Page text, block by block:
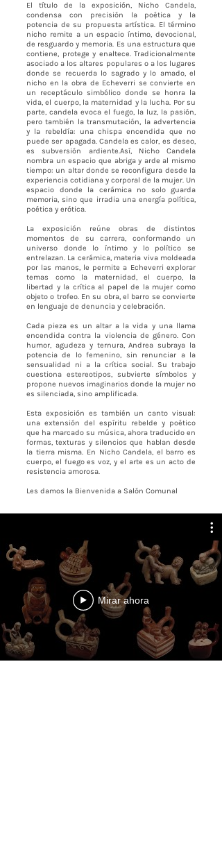
El título de la exposición, Nicho Candela,
condensa con precisión la poética y la
potencia de su propuesta artística. El término
nicho remite a un espacio íntimo, devocional,
de resguardo y memoria. Es una estructura que
contiene, protege y enaltece. Tradicionalmente
asociado a los altares populares o a los lugares
donde se recuerda lo sagrado y lo amado, el
nicho en la obra de Echeverri se convierte en
un receptáculo simbólico donde se honra la
vida, el cuerpo, la maternidad y la lucha. Por su
parte, candela evoca el fuego, la luz, la pasión,
pero también la transmutación, la advertencia
y la rebeldía: una chispa encendida que no
puede ser apagada. Candela es calor, es deseo,
es subversión ardiente.Así, Nicho Candela
nombra un espacio que abriga y arde al mismo
tiempo: un altar donde se reconfigura desde la
experiencia cotidiana y corporal de la mujer. Un
espacio donde la cerámica no solo guarda
memoria, sino que irradia una energía política,
poética y erótica.
La exposición reúne obras de distintos
momentos de su carrera, conformando un
universo donde lo íntimo y lo político se
entrelazan. La cerámica, materia viva moldeada
por las manos, le permite a Echeverri explorar
temas como la maternidad, el cuerpo, la
libertad y la crítica al papel de la mujer como
objeto o trofeo. En su obra, el barro se convierte
en lenguaje de denuncia y celebración.
Cada pieza es un altar a la vida y una llama
encendida contra la violencia de género. Con
humor, agudeza y ternura, Andrea subraya la
potencia de lo femenino, sin renunciar a la
sensualidad ni a la crítica social. Su trabajo
cuestiona estereotipos, subvierte símbolos y
propone nuevos imaginarios donde la mujer no
es silenciada, sino amplificada.
Esta exposición es también un canto visual:
una extensión del espíritu rebelde y poético
que ha marcado su música, ahora traducido en
formas, texturas y silencios que hablan desde
la tierra misma. En Nicho Candela, el barro es
cuerpo, el fuego es voz, y el arte es un acto de
resistencia amorosa.
Les damos la Bienvenida a Salón Comunal
Mirar ahora